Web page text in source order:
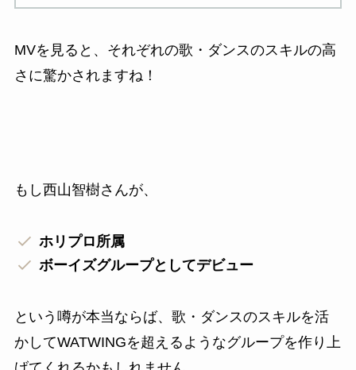
MVを見ると、それぞれの歌・ダンスのスキルの高
さに驚かされますね！
もし西山智樹さんが、
ホリプロ所属
ボーイズグループとしてデビュー
という噂が本当ならば、歌・ダンスのスキルを活
かしてWATWINGを超えるようなグループを作り上